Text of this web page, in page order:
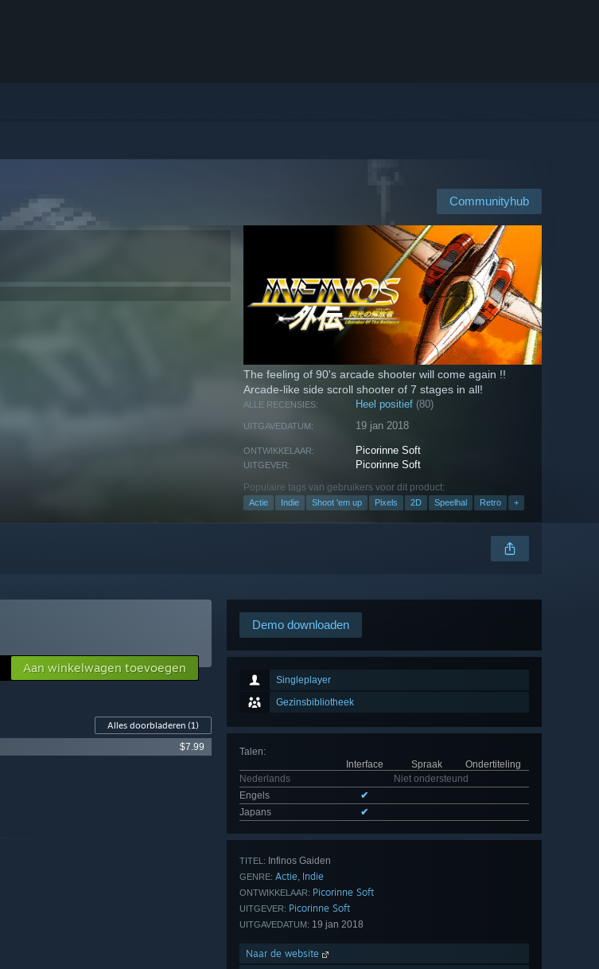
Communityhub
The feeling of 90's arcade shooter will come again !!
Arcade-like side scroll shooter of 7 stages in all!
ALLE RECENSIES: Heel positief (80)
UITGAVEDATUM: 19 jan 2018
ONTWIKKELAAR: Picorinne Soft
UITGEVER: Picorinne Soft
Populaire tags van gebruikers voor dit product:
Actie Indie Shoot 'em up Pixels 2D Speelhal Retro +
Demo downloaden
Singleplayer
Gezinsbibliotheek
Talen:
Interface
Spraak
Ondertiteling
Nederlands
Niet ondersteund
Engels
✔
Japans
✔
TITEL: Infinos Gaiden
GENRE: Actie, Indie
ONTWIKKELAAR: Picorinne Soft
UITGEVER: Picorinne Soft
UITGAVEDATUM: 19 jan 2018
Naar de website
Aan winkelwagen toevoegen
Alles doorbladeren (1)
$7.99